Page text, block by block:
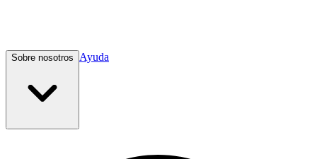
Sobre nosotros Ayuda